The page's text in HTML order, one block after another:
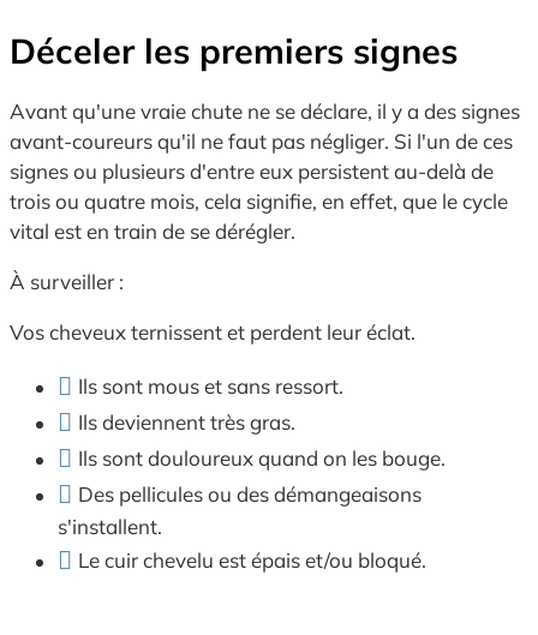
Déceler les premiers signes
Avant qu'une vraie chute ne se déclare, il y a des signes
avant-coureurs qu'il ne faut pas négliger. Si l'un de ces
signes ou plusieurs d'entre eux persistent au-delà de
trois ou quatre mois, cela signifie, en effet, que le cycle
vital est en train de se dérégler.
À surveiller :
Vos cheveux ternissent et perdent leur éclat.
Ils sont mous et sans ressort.
Ils deviennent très gras.
Ils sont douloureux quand on les bouge.
Des pellicules ou des démangeaisons
s'installent.
Le cuir chevelu est épais et/ou bloqué.